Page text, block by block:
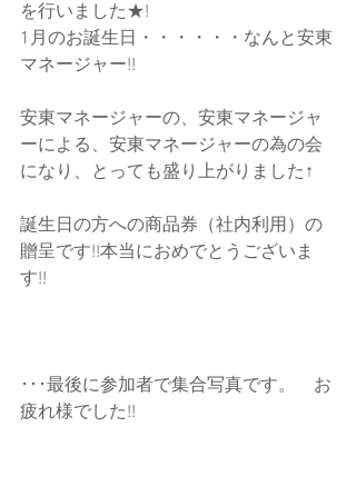
を行いました★!
1月のお誕生日・・・・・・なんと安東
マネージャー!!
安東マネージャーの、安東マネージャ
ーによる、安東マネージャーの為の会
になり、とっても盛り上がりました↑
誕生日の方への商品券（社内利用）の
贈呈です!!本当におめでとうございま
す!!
･･･最後に参加者で集合写真です。　お
疲れ様でした!!